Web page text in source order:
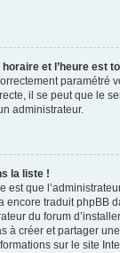
horaire et l’heure est
paramétré
il se peut que le
administrateur.
la liste !
est que
encore traduit phpBB
du forum
à créer et partager
sur le site